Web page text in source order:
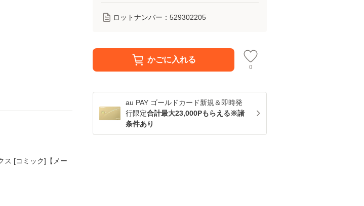
ロットナンバー： 529302205
かごに入れる
0
au PAY ゴールドカード新規＆即時発
行限定合計最大23,000Pもらえる※諸
条件あり
ス [コミック]【メー